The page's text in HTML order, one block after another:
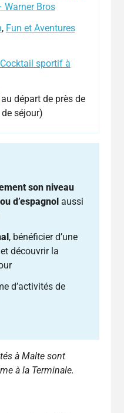
Warner Bros
, Fun et Aventures
Cocktail sportif à
départ de près de
séjour)
son niveau
d’espagnolaussi
, bénéficier d’une
découvrir la
d’activités de
harmonieux de
progresser en
privilégié
à Malte sont
à la Terminale.